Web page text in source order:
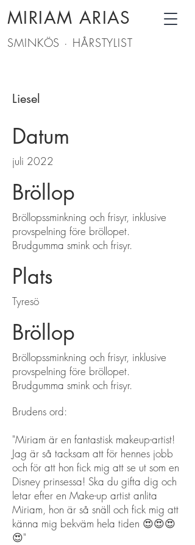
SMINKÖS · HÅRSTYLIST
MIRIAM ARIAS
Liesel
Datum
juli 2022
Bröllop
Bröllopssminkning och frisyr, inklusive
provspelning före bröllopet.
Brudgumma smink och frisyr.
Plats
Tyresö
Bröllop
Bröllopssminkning och frisyr, inklusive
provspelning före bröllopet.
Brudgumma smink och frisyr.
Brudens ord:
"Miriam är en fantastisk makeup-artist!
Jag är så tacksam att för hennes jobb
och för att hon fick mig att se ut som en
Disney prinsessa! Ska du gifta dig och
letar efter en Make-up artist anlita
Miriam, hon är så snäll och fick mig att
känna mig bekväm hela tiden 😍😍😍
😍"